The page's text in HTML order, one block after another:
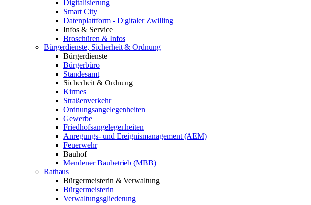
Digitalisierung
Smart City
Datenplattform - Digitaler Zwilling
Infos & Service
Broschüren & Infos
Bürgerdienste, Sicherheit & Ordnung
Bürgerdienste
Bürgerbüro
Standesamt
Sicherheit & Ordnung
Kirmes
Straßenverkehr
Ordnungsangelegenheiten
Gewerbe
Friedhofsangelegenheiten
Anregungs- und Ereignismanagement (AEM)
Feuerwehr
Bauhof
Mendener Baubetrieb (MBB)
Rathaus
Bürgermeisterin & Verwaltung
Bürgermeisterin
Verwaltungsgliederung